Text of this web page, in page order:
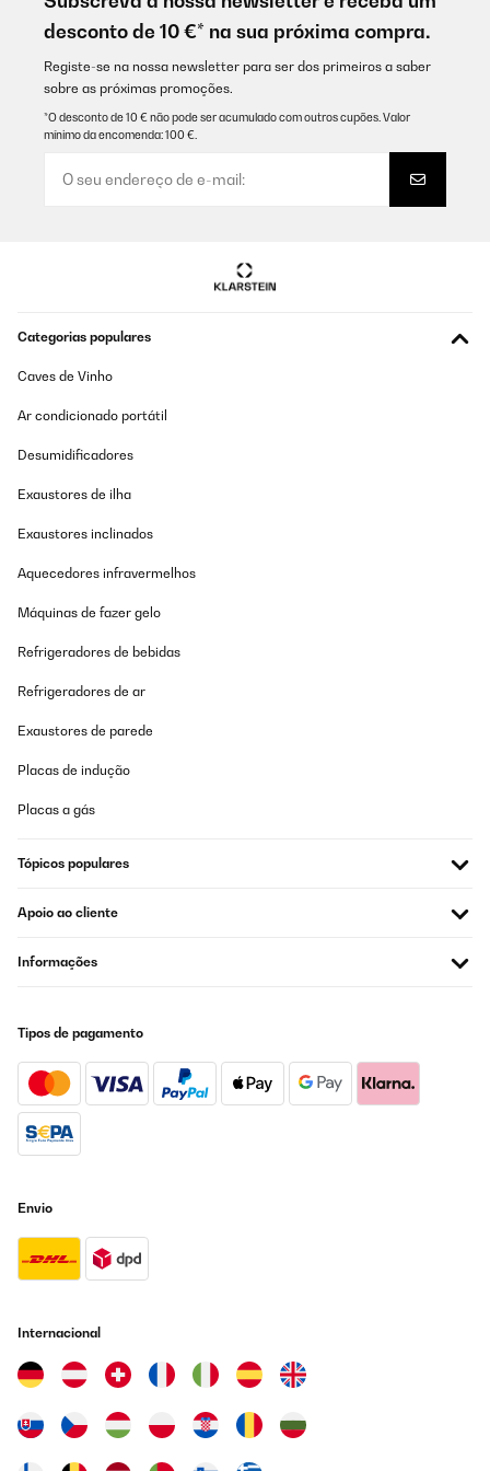
Plastik gerochen, aber nach ein paar Tagen hat sich das gelegt.
Jetzt macht es, was es soll.
Amazon-Benutzer
Traduzir
desconto de 10 €* na sua próxima compra.
Registe-se na nossa newsletter para ser dos primeiros a saber
sobre as próximas promoções.
*O desconto de 10 € não pode ser acumulado com outros cupões. Valor
mínimo da encomenda: 100 €.
Categorias populares
Caves de Vinho
Ar condicionado portátil
Desumidificadores
Exaustores de ilha
Exaustores inclinados
Aquecedores infravermelhos
Máquinas de fazer gelo
Refrigeradores de bebidas
Refrigeradores de ar
Exaustores de parede
Placas de indução
Placas a gás
Tópicos populares
Apoio ao cliente
Informações
Tipos de pagamento
Envio
Internacional